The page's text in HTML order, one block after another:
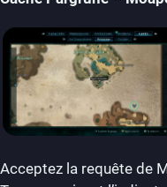
Acceptez la requête de